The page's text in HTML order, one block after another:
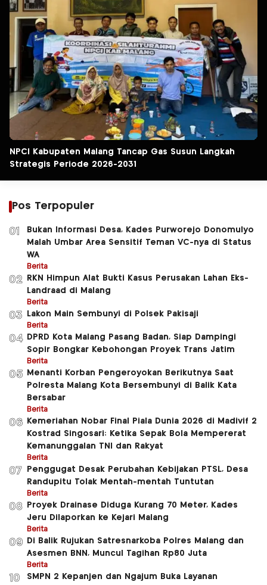
NPCI Kabupaten Malang Tancap Gas Susun Langkah
Strategis Periode 2026-2031
Pos Terpopuler
01
Bukan Informasi Desa, Kades Purworejo Donomulyo
Malah Umbar Area Sensitif Teman VC-nya di Status
WA
Berita
02
RKN Himpun Alat Bukti Kasus Perusakan Lahan Eks-
Landraad di Malang
Berita
03 Lakon Main Sembunyi di Polsek Pakisaji
Berita
04
DPRD Kota Malang Pasang Badan, Siap Dampingi
Sopir Bongkar Kebohongan Proyek Trans Jatim
Berita
05
Menanti Korban Pengeroyokan Berikutnya Saat
Polresta Malang Kota Bersembunyi di Balik Kata
Bersabar
Berita
06
Kemeriahan Nobar Final Piala Dunia 2026 di Madivif 2
Kostrad Singosari: Ketika Sepak Bola Mempererat
Kemanunggalan TNI dan Rakyat
Berita
07
Penggugat Desak Perubahan Kebijakan PTSL, Desa
Randupitu Tolak Mentah-mentah Tuntutan
Berita
08
Proyek Drainase Diduga Kurang 70 Meter, Kades
Jeru Dilaporkan ke Kejari Malang
Berita
09
Di Balik Rujukan Satresnarkoba Polres Malang dan
Asesmen BNN, Muncul Tagihan Rp80 Juta
Berita
10
SMPN 2 Kepanjen dan Ngajum Buka Layanan